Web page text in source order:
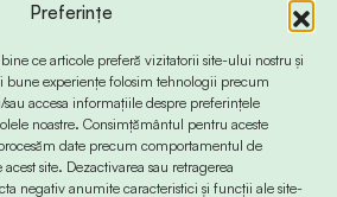
Preferințe
ce articole preferă vizitatorii site-ului nostru și
bune experiențe folosim tehnologii precum
accesa informațiile despre preferințele
noastre. Consimțământul pentru aceste
date precum comportamentul de
site. Dezactivarea sau retragerea
negativ anumite caracteristici și funcții ale site-